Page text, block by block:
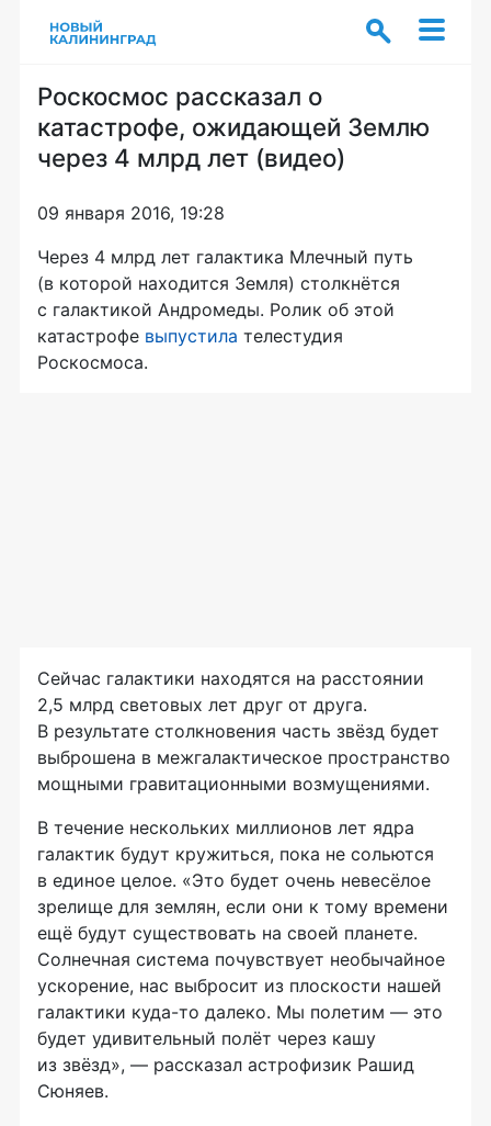
Роскосмос рассказал о
катастрофе, ожидающей Землю
через 4 млрд лет (видео)
09 января 2016, 19:28
Через 4 млрд лет галактика Млечный путь
(в которой находится Земля) столкнётся
с галактикой Андромеды. Ролик об этой
катастрофе выпустила телестудия
Роскосмоса.
Сейчас галактики находятся на расстоянии
2,5 млрд световых лет друг от друга.
В результате столкновения часть звёзд будет
выброшена в межгалактическое пространство
мощными гравитационными возмущениями.
В течение нескольких миллионов лет ядра
галактик будут кружиться, пока не сольются
в единое целое. «Это будет очень невесёлое
зрелище для землян, если они к тому времени
ещё будут существовать на своей планете.
Солнечная система почувствует необычайное
ускорение, нас выбросит из плоскости нашей
галактики куда-то далеко. Мы полетим — это
будет удивительный полёт через кашу
из звёзд», — рассказал астрофизик Рашид
Сюняев.